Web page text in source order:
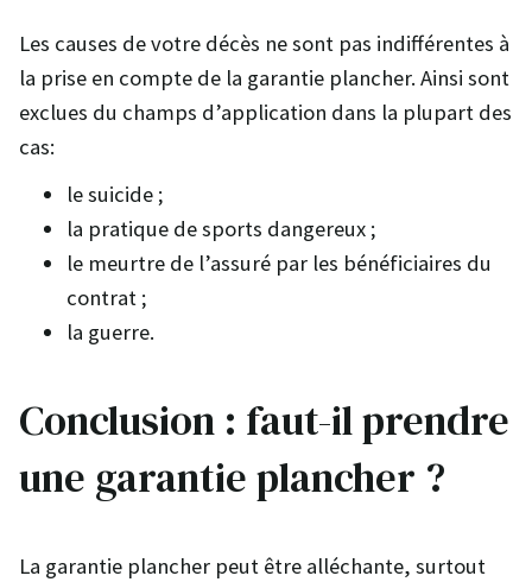
Les causes de votre décès ne sont pas indifférentes à
la prise en compte de la garantie plancher. Ainsi sont
exclues du champs d’application dans la plupart des
cas:
le suicide ;
la pratique de sports dangereux ;
le meurtre de l’assuré par les bénéficiaires du
contrat ;
la guerre.
Conclusion : faut-il prendre
une garantie plancher ?
La garantie plancher peut être alléchante, surtout